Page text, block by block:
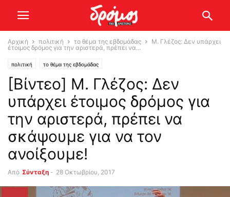
Αρχική πολιτική το θέμα της εβδομάδας
Μ. Γλέζος: Δεν υπάρχει
έτοιμος δρόμος για την αριστερά, πρέπει να...
πολιτική το θέμα της εβδομάδας
[Βίντεο] Μ. Γλέζος: Δεν
υπάρχει έτοιμος δρόμος για
την αριστερά, πρέπει να
σκάψουμε για να τον
ανοίξουμε!
Από Σύνταξη - 28 Οκτωβρίου, 2017